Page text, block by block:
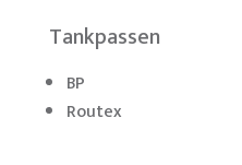
Tankpassen
BP
Routex